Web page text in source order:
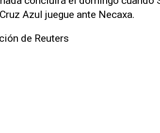
Azul juegue ante Necaxa.
de Reuters